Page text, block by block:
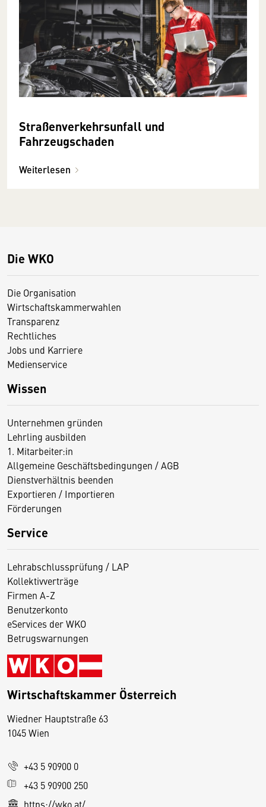
Straßenverkehrsunfall und
Fahrzeugschaden
Weiterlesen
Die WKO
Die Organisation
Wirtschaftskammerwahlen
Transparenz
Rechtliches
Jobs und Karriere
Medienservice
Wissen
Unternehmen gründen
Lehrling ausbilden
1. Mitarbeiter:in
Allgemeine Geschäftsbedingungen / AGB
Dienstverhältnis beenden
Exportieren / Importieren
Förderungen
Service
Lehrabschlussprüfung / LAP
Kollektivverträge
Firmen A-Z
Benutzerkonto
eServices der WKO
Betrugswarnungen
Wirtschaftskammer Österreich
Wiedner Hauptstraße 63
1045 Wien
+43 5 90900 0
+43 5 90900 250
https://wko.at/
D
s
e
S